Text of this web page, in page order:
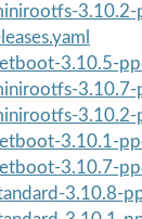
3.10.2-
3.10.5-
3.10.7-
3.10.2-
3.10.1-
3.10.7-
3.10.8-